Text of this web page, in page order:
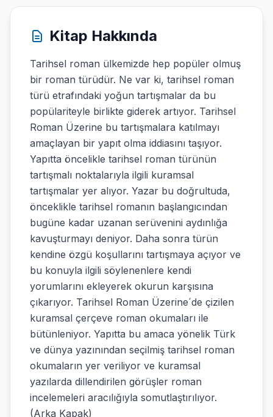
Kitap Hakkında
Tarihsel roman ülkemizde hep popüler olmuş
bir roman türüdür. Ne var ki, tarihsel roman
türü etrafındaki yoğun tartışmalar da bu
popülariteyle birlikte giderek artıyor. Tarihsel
Roman Üzerine bu tartışmalara katılmayı
amaçlayan bir yapıt olma iddiasını taşıyor.
Yapıtta öncelikle tarihsel roman türünün
tartışmalı noktalarıyla ilgili kuramsal
tartışmalar yer alıyor. Yazar bu doğrultuda,
önceklikle tarihsel romanın başlangıcından
bugüne kadar uzanan serüvenini aydınlığa
kavuşturmayı deniyor. Daha sonra türün
kendine özgü koşullarını tartışmaya açıyor ve
bu konuyla ilgili söylenenlere kendi
yorumlarını ekleyerek okurun karşısına
çıkarıyor. Tarihsel Roman Üzerine´de çizilen
kuramsal çerçeve roman okumaları ile
bütünleniyor. Yapıtta bu amaca yönelik Türk
ve dünya yazınından seçilmiş tarihsel roman
okumaların yer veriliyor ve kuramsal
yazılarda dillendirilen görüşler roman
incelemeleri aracılığıyla somutlaştırılıyor.
(Arka Kapak)